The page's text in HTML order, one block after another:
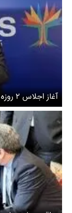
آغاز
مهم